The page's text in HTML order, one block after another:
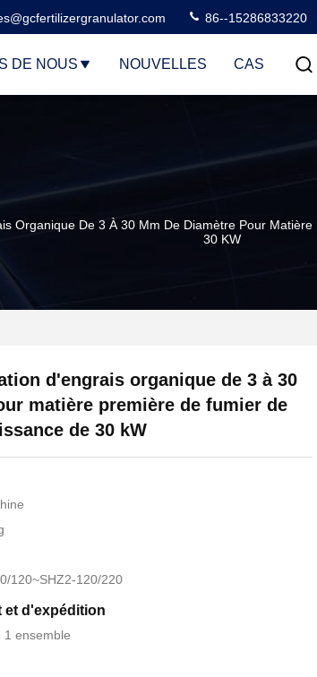
86--15286833220
DE NOUS NOUVELLES CAS
Organique De 3 À 30 Mm De Diamètre Pour
30 KW
d'engrais organique de 3 à 30
matière première de fumier de
de 30 kW
120~SHZ2-120/220
et d'expédition
1 ensemble